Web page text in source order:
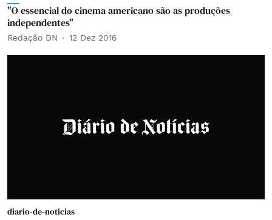
"O essencial do cinema americano são as produções
independentes"
Redação DN 12 Dez 2016
diario-de-noticias